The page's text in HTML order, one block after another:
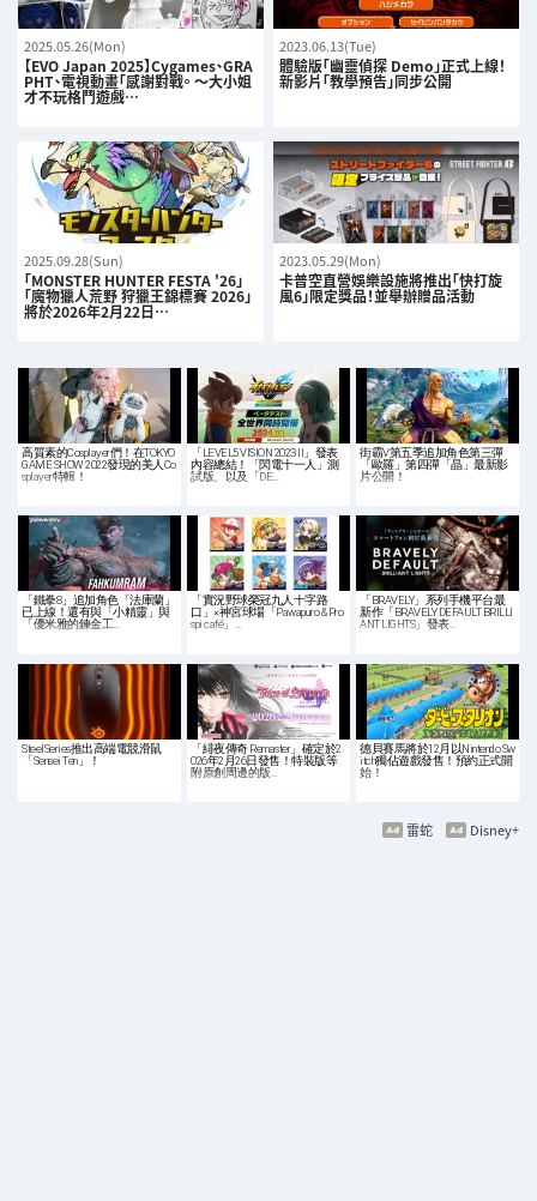
2025.05.26(Mon)
【EVO Japan 2025】Cygames、GRA
PHT、電視動畫「感謝對戰。 ～大小姐
才不玩格鬥遊戲…
2023.06.13(Tue)
體驗版「幽靈偵探 Demo」正式上線！
新影片「教學預告」同步公開
2025.09.28(Sun)
「MONSTER HUNTER FESTA '26」
「魔物獵人荒野 狩獵王錦標賽 2026」
將於2026年2月22日…
2023.05.29(Mon)
卡普空直營娛樂設施將推出「快打旋
風6」限定獎品！並舉辦贈品活動
高質素的Cosplayer們！在TOKYO
GAME SHOW 2022發現的美人Co
splayer特輯！
「LEVEL5 VISION 2023 II」發表
內容總結！「閃電十一人」測
試版、以及「DE…
街霸V第五季追加角色第三彈
「歐羅」第四彈「晶」最新影
片公開！
「鐵拳8」追加角色「法庫蘭」
已上線！還有與「小精靈」與
「優米雅的鍊金工…
「實況野球榮冠九人十字路
口」×神宮球場「Pawapuro & Pro
spi café」…
「BRAVELY」系列手機平台最
新作「BRAVELY DEFAULT BRILLI
ANT LIGHTS」發表…
SteelSeries推出高端電競滑鼠
「Sensei Ten」！
「緋夜傳奇 Remaster」確定於2
026年2月26日發售！特裝版等
附原創周邊的版…
德貝賽馬將於12月以Nintendo Sw
itch獨佔遊戲發售！預約正式開
始！
Disney+
雷蛇